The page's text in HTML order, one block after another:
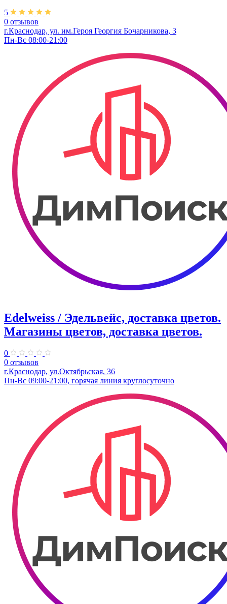
5
0 отзывов
г.Краснодар, ул. им.Героя Георгия Бочарникова, 3
Пн-Вс 08:00-21:00
Edelweiss / Эдельвейс, доставка цветов.
Магазины цветов, доставка цветов.
0
0 отзывов
г.Краснодар, ул.Октябрьская, 36
Пн-Вс 09:00-21:00, горячая линия круглосуточно